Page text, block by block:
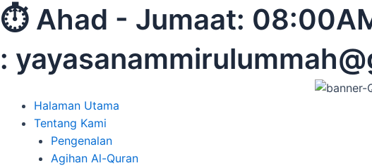
Skip
to
⏱︎ Ahad - Jumaat:
:
Halaman Utama
Tentang Kami
Pengenalan
Agihan Al-Quran